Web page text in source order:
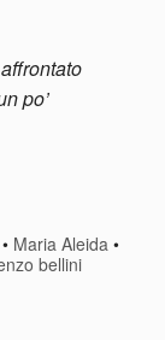
po’
• Maria Aleida •
bellini